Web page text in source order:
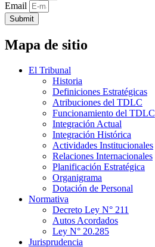
Email
Submit
Mapa de sitio
El Tribunal
Historia
Definiciones Estratégicas
Atribuciones del TDLC
Funcionamiento del TDLC
Integración Actual
Integración Histórica
Actividades Institucionales
Relaciones Internacionales
Planificación Estratégica
Organigrama
Dotación de Personal
Normativa
Decreto Ley N° 211
Autos Acordados
Ley N° 20.285
Jurisprudencia